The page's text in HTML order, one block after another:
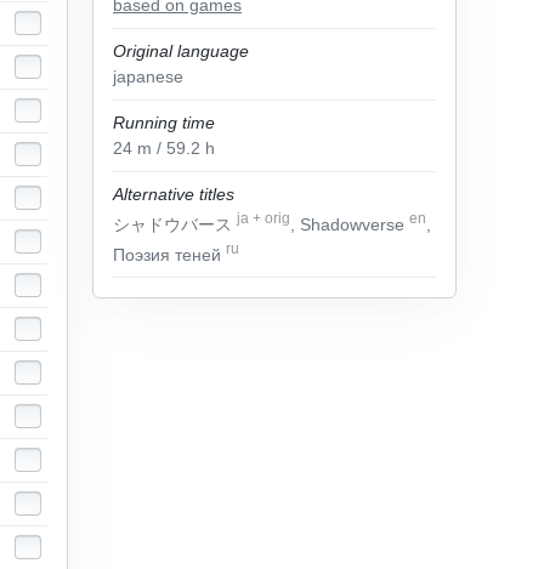
based on games
Original language
japanese
Running time
24 m / 59.2 h
Alternative titles
シャドウバースja + orig , Shadowverse en
Поэзия теней ru